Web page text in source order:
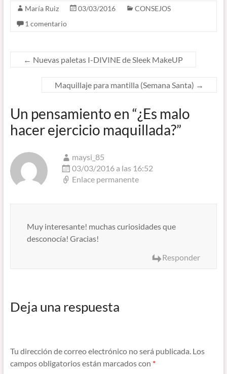
María Ruiz 03/03/2016
CONSEJOS
1 comentario
← Nuevas paletas I-DIVINE de Sleek MakeUP
Maquillaje para mantilla (Semana Santa) →
Un pensamiento en “¿Es malo
hacer ejercicio maquillada?”
maysi_85
03/03/2016 a las 16:52
Enlace permanente
Muy interesante! muchas curiosidades que
desconocía! Gracias!
Responder
Deja una respuesta
Tu dirección de correo electrónico no será publicada. Los
campos obligatorios están marcados con *